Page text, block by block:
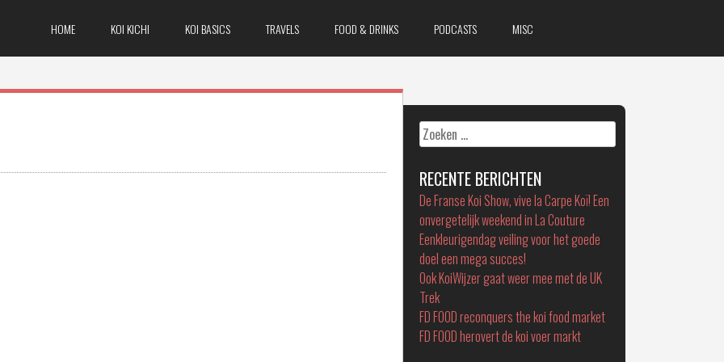
HOME KOI KICHI KOI BASICS TRAVELS FOOD & DRINKS PODCASTS MISC
Zoeken
naar:
RECENTE BERICHTEN
De Franse Koi Show, vive la Carpe Koï! Een
onvergetelijk weekend in La Couture
Eenkleurigendag veiling voor het goede
doel een mega succes!
Ook KoiWijzer gaat weer mee met de UK
Trek
FD FOOD reconquers the koi food market
FD FOOD herovert de koi voer markt